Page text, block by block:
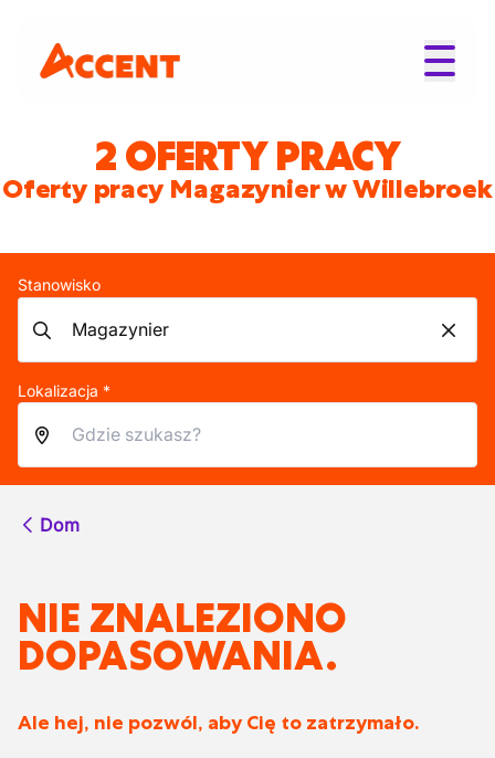
2 OFERTY PRACY
Oferty pracy Magazynier w Willebroek
Stanowisko
Lokalizacja *
Dom
NIE ZNALEZIONO
DOPASOWANIA.
Ale hej, nie pozwól, aby Cię to zatrzymało.